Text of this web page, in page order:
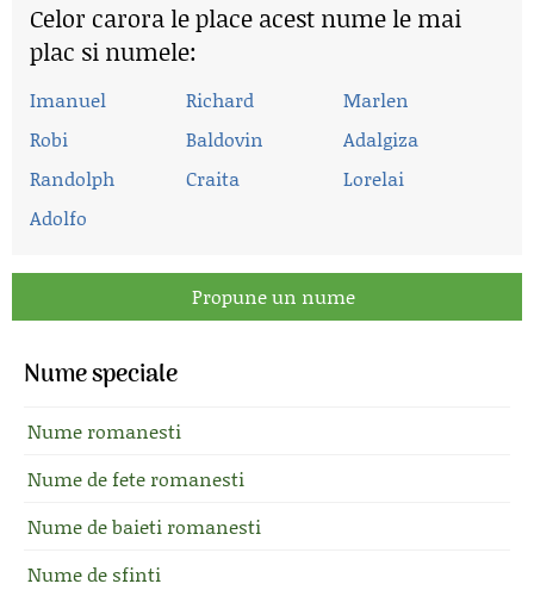
Celor carora le place acest nume le mai
plac si numele:
Imanuel Richard
Marlen
Robi
Baldovin
Adalgiza
Randolph
Craita
Lorelai
Adolfo
Propune un nume
Nume speciale
Nume romanesti
Nume de fete romanesti
Nume de baieti romanesti
Nume de sfinti